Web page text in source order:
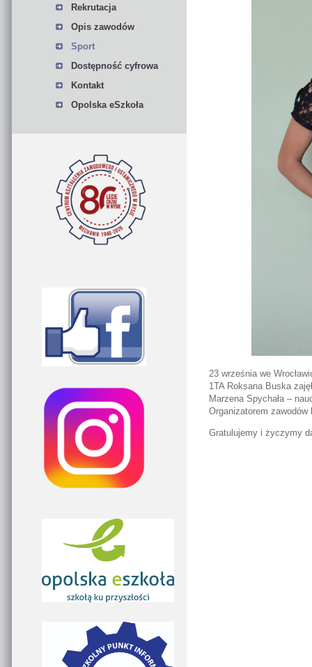
Rekrutacja
Opis zawodów
Sport
Dostępność cyfrowa
Kontakt
Opolska eSzkoła
23 września we
1TA Roksana Buska
Marzena Spychała –
Organizatorem zawodów
Gratulujemy i życzymy